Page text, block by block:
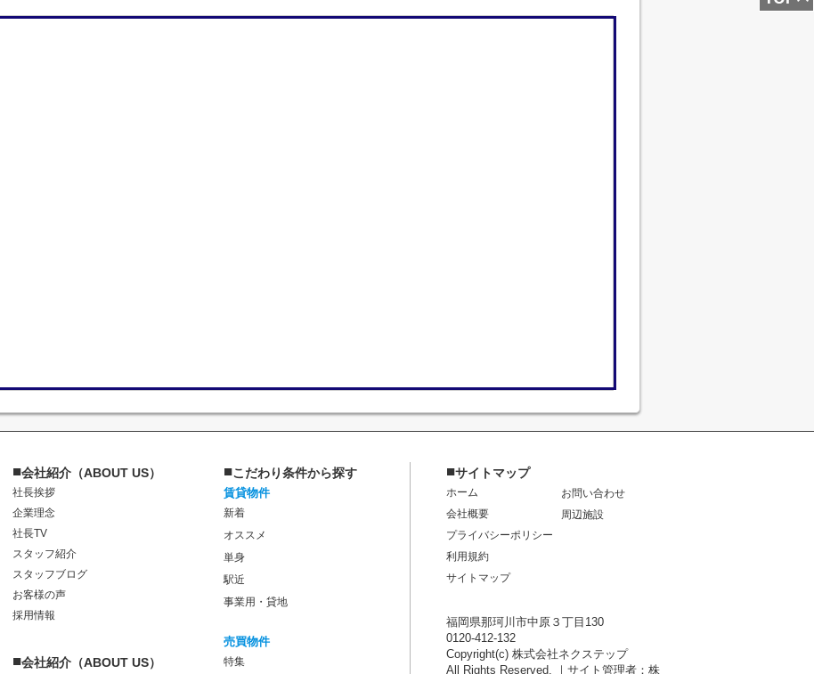
■会社紹介（ABOUT US）
社長挨拶
企業理念
社長TV
スタッフ紹介
スタッフブログ
お客様の声
採用情報
■会社紹介（ABOUT US）
■こだわり条件から探す
賃貸物件
新着
オススメ
単身
駅近
事業用・貸地
売買物件
特集
■サイトマップ
ホーム
会社概要
プライバシーポリシー
利用規約
サイトマップ
お問い合わせ
周辺施設
福岡県那珂川市中原３丁目130
0120-412-132
Copyright(c) 株式会社ネクステップ
All Rights Reserved. ｜サイト管理者：株